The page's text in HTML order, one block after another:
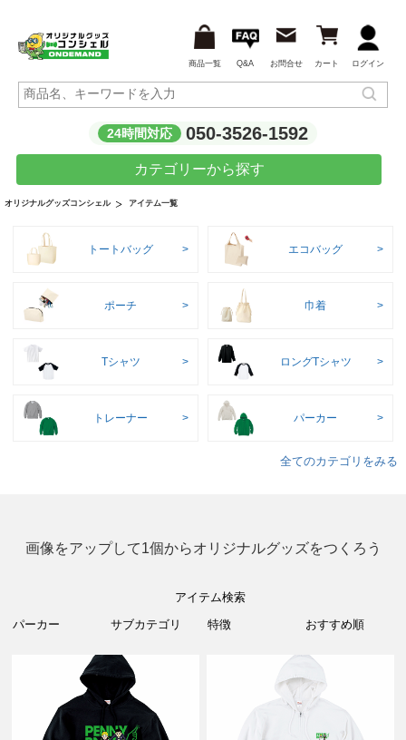
商品一覧 Q&A お問合せ カート ログイン
24時間対応 050-3526-1592
カテゴリーから探す
オリジナルグッズコンシェル アイテム一覧
トートバッグ エコバッグ
ポーチ 巾着
Tシャツ ロングTシャツ
トレーナー パーカー
全てのカテゴリをみる
画像をアップして1個からオリジナルグッズをつくろう
アイテム検索